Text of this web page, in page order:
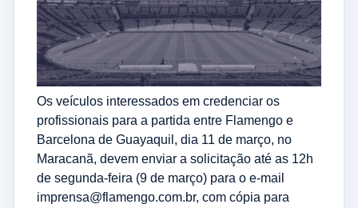
Os veículos interessados em credenciar os
profissionais para a partida entre Flamengo e
Barcelona de Guayaquil, dia 11 de março, no
Maracanã, devem enviar a solicitação até as 12h
de segunda-feira (9 de março) para o e-mail
imprensa@flamengo.com.br, com cópia para